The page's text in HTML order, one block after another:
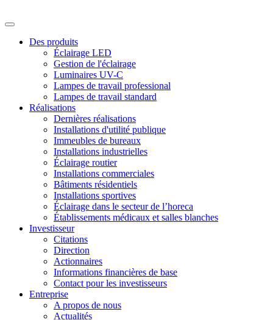
Des produits
Éclairage LED
Gestion de l'éclairage
Luminaires UV-C
Lampes de travail professional
Lampes de travail standard
Réalisations
Dernières réalisations
Installations d'utilité publique
Immeubles de bureaux
Installations industrielles
Éclairage routier
Installations commerciales
Bâtiments résidentiels
Installations sportives
Éclairage dans le secteur de l’horeca
Établissements médicaux et salles blanches
Investisseur
Citations
Direction
Actionnaires
Informations financières de base
Contact pour les investisseurs
Entreprise
A propos de nous
Actualités